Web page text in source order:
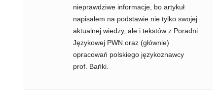
nieprawdziwe informacje, bo artykuł
napisałem na podstawie nie tylko swojej
aktualnej wiedzy, ale i tekstów z Poradni
Językowej PWN oraz (głównie)
opracowań polskiego językoznawcy
prof. Bańki.